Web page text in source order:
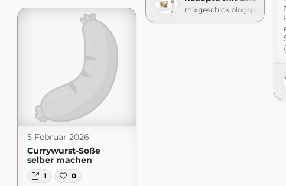
mixgeschick.blogspot.com
5 Februar 2026
Currywurst-Soße
selber machen
1 0